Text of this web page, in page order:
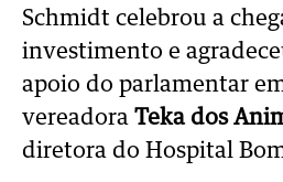
Schmidt celebrou a
investimento e
apoio do parlamentar
vereadora Teka dos
diretora do Hospital